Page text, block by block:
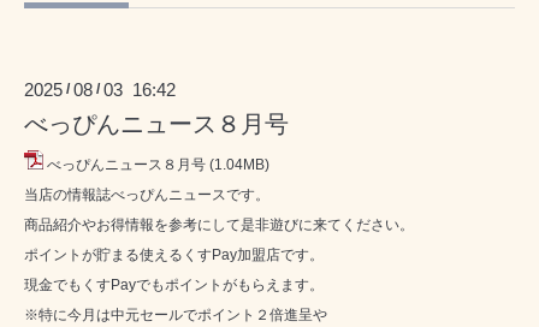
2025 /08 /03 16:42
べっぴんニュース８月号
べっぴんニュース８月号 (1.04MB)
当店の情報誌べっぴんニュースです。
商品紹介やお得情報を参考にして是非遊びに来てください。
ポイントが貯まる使えるくすPay加盟店です。
現金でもくすPayでもポイントがもらえます。
※特に今月は中元セールでポイント２倍進呈や